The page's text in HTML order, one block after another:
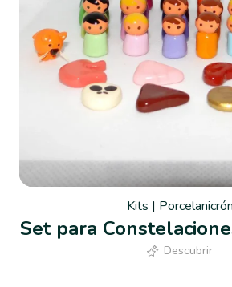
Kits | Porcelanicrón
Set para
Descubrir